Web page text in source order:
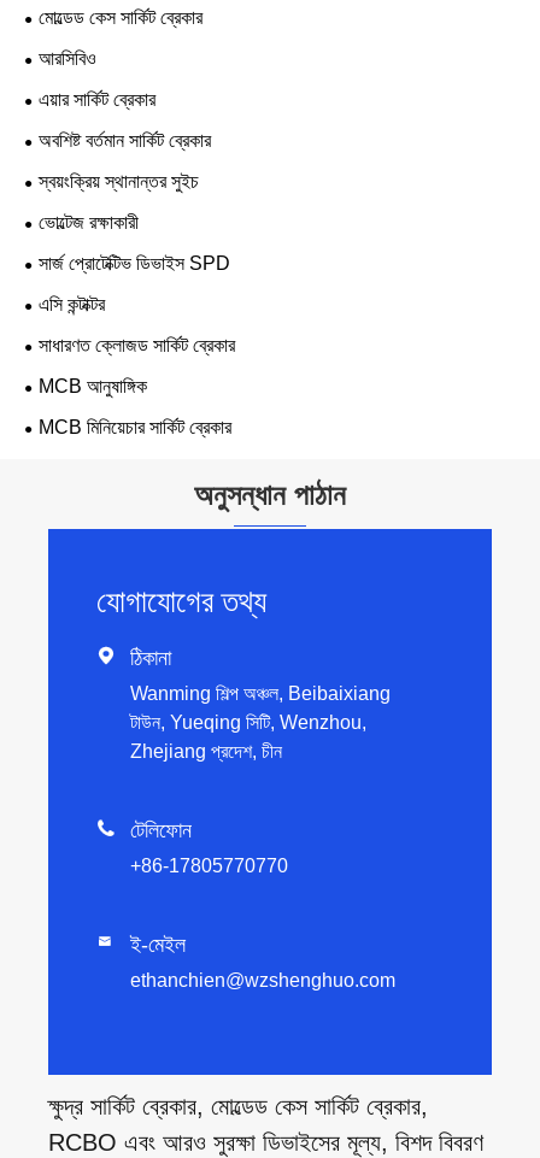
মোল্ডেড কেস সার্কিট ব্রেকার
আরসিবিও
এয়ার সার্কিট ব্রেকার
অবশিষ্ট বর্তমান সার্কিট ব্রেকার
স্বয়ংক্রিয় স্থানান্তর সুইচ
ভোল্টেজ রক্ষাকারী
সার্জ প্রোটেক্টিভ ডিভাইস SPD
এসি কন্টাক্টর
সাধারণত ক্লোজড সার্কিট ব্রেকার
MCB আনুষাঙ্গিক
MCB মিনিয়েচার সার্কিট ব্রেকার
অনুসন্ধান পাঠান
যোগাযোগের তথ্য
 ঠিকানা
Wanming শিল্প অঞ্চল, Beibaixiang
টাউন, Yueqing সিটি, Wenzhou,
Zhejiang প্রদেশ, চীন
 টেলিফোন
+86-17805770770
 ই-মেইল
ethanchien@wzshenghuo.com
ক্ষুদ্র সার্কিট ব্রেকার, মোল্ডেড কেস সার্কিট ব্রেকার,
RCBO এবং আরও সুরক্ষা ডিভাইসের মূল্য, বিশদ বিবরণ